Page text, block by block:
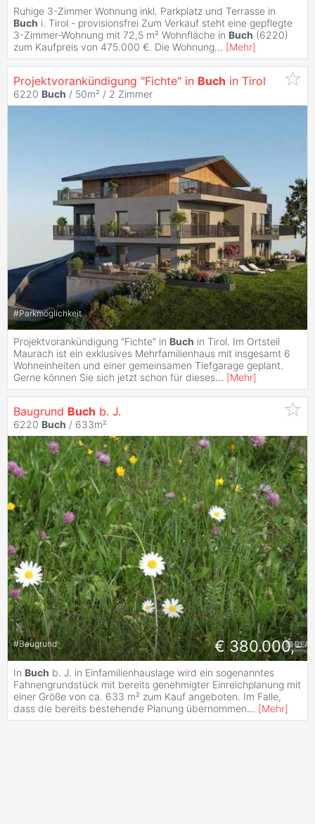
Ruhige 3-Zimmer Wohnung inkl. Parkplatz und Terrasse in
Buch i. Tirol - provisionsfrei Zum Verkauf steht eine gepflegte
3-Zimmer-Wohnung mit 72,5 m² Wohnfläche in Buch (6220)
zum Kaufpreis von 475.000 €. Die Wohnung... [Mehr]
Projektvorankündigung "Fichte" in Buch in Tirol
6220 Buch / 50m² / 2 Zimmer
#Parkmöglichkeit
Projektvorankündigung "Fichte" in Buch in Tirol. Im Ortsteil
Maurach ist ein exklusives Mehrfamilienhaus mit insgesamt 6
Wohneinheiten und einer gemeinsamen Tiefgarage geplant.
Gerne können Sie sich jetzt schon für dieses... [Mehr]
Baugrund Buch b. J.
6220 Buch / 633m²
#Baugrund € 380.000,-
In Buch b. J. in Einfamilienhauslage wird ein sogenanntes
Fahnengrundstück mit bereits genehmigter Einreichplanung mit
einer Größe von ca. 633 m² zum Kauf angeboten. Im Falle,
dass die bereits bestehende Planung übernommen... [Mehr]